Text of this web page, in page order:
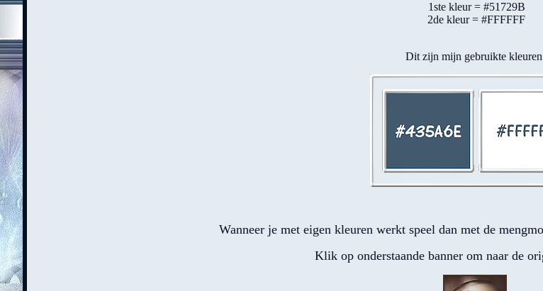
1ste kleur = #51729B
2de kleur = #FFFFFF
Dit zijn mijn gebruikte
Wanneer je met eigen kleuren werkt speel dan met de
Klik op onderstaande banner om naar de